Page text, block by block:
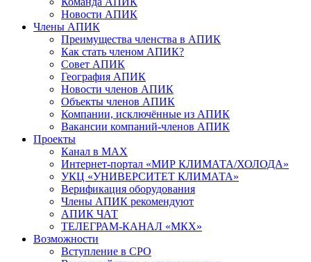
Новости АПИК
Члены АПИК
Преимущества членства в АПИК
Как стать членом АПИК?
Совет АПИК
География АПИК
Новости членов АПИК
Объекты членов АПИК
Компании, исключённые из АПИК
Вакансии компаний-членов АПИК
Проекты
Канал в MAX
Интернет-портал «МИР КЛИМАТА/ХОЛОДА»
УКЦ «УНИВЕРСИТЕТ КЛИМАТА»
Верификация оборудования
Члены АПИК рекомендуют
АПИК ЧАТ
ТЕЛЕГРАМ-КАНАЛ «МКХ»
Возможности
Вступление в СРО